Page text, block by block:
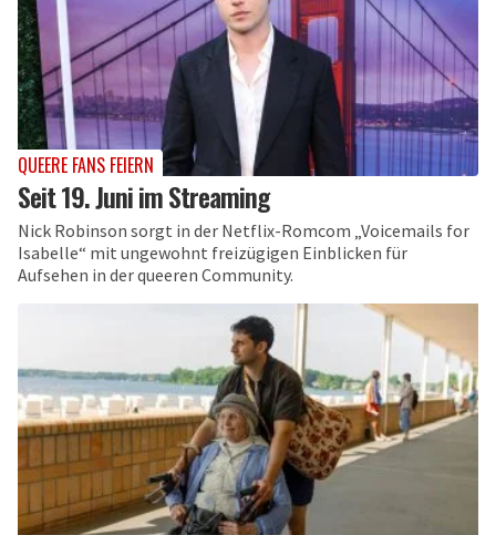
QUEERE FANS FEIERN
Seit 19. Juni im Streaming
Nick Robinson sorgt in der Netflix-Romcom „Voicemails for
Isabelle“ mit ungewohnt freizügigen Einblicken für
Aufsehen in der queeren Community.